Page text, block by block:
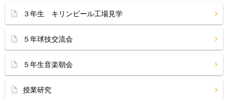
３年生 キリンビール工場見学
５年球技交流会
５年生音楽朝会
授業研究